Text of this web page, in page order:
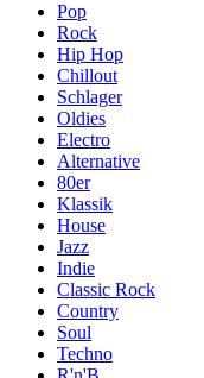
Pop
Rock
Hip Hop
Chillout
Schlager
Oldies
Electro
Alternative
80er
Klassik
House
Jazz
Indie
Classic Rock
Country
Soul
Techno